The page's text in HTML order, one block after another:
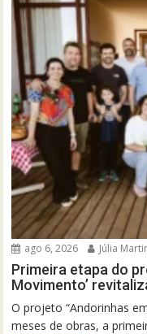
ago 6, 2026 Júlia
Primeira etapa do
Movimento’
O projeto “Andorinhas
meses de obras, a